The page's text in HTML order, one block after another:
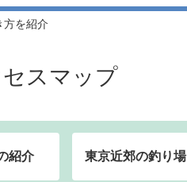
方を紹介
スマップ
紹介 東京近郊の釣り場